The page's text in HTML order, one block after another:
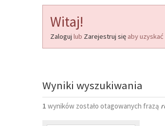
Witaj!
Zaloguj lub Zarejestruj się aby
Wyniki wyszukiwania
1 wyników zostało otagowanych frazą